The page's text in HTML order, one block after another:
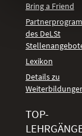
Bring a Friend
des DeLSt
Lexikon
Details zu
TOP-